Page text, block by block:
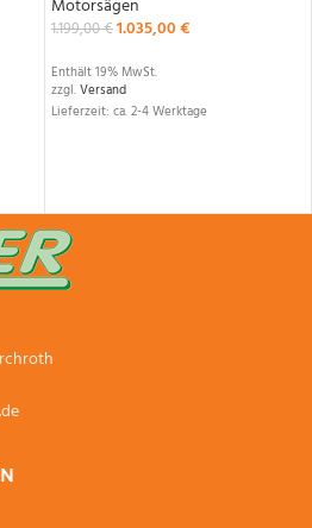
Motorsägen
1.199,00€1.035,00€
Enthält 19% MwSt.
zzgl.Versand
Lieferzeit: ca. 2-4 Werktage